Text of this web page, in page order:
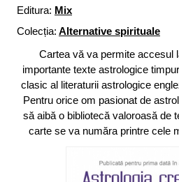
Editura: Mix
Colecția: Alternative spirituale
Cartea vă va permite accesul
importante texte astrologice
clasic al literaturii astrologice
Pentru orice om pasionat de
să aibă o bibliotecă valoroasă de
carte se va număra printre cele